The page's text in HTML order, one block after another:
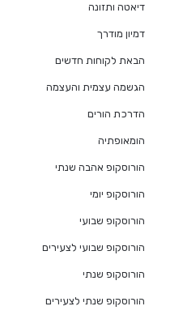
דיאטה ותזונה
דמיון מודרך
הבאת לקוחות חדשים
הגשמה עצמית והעצמה
הדרכת הורים
הומאופתיה
הורוסקופ אהבה שנתי
הורוסקופ יומי
הורוסקופ שבועי
הורוסקופ שבועי לצעירים
הורוסקופ שנתי
הורוסקופ שנתי לצעירים